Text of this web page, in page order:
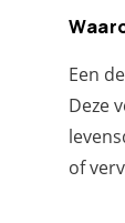
Een
Deze
of